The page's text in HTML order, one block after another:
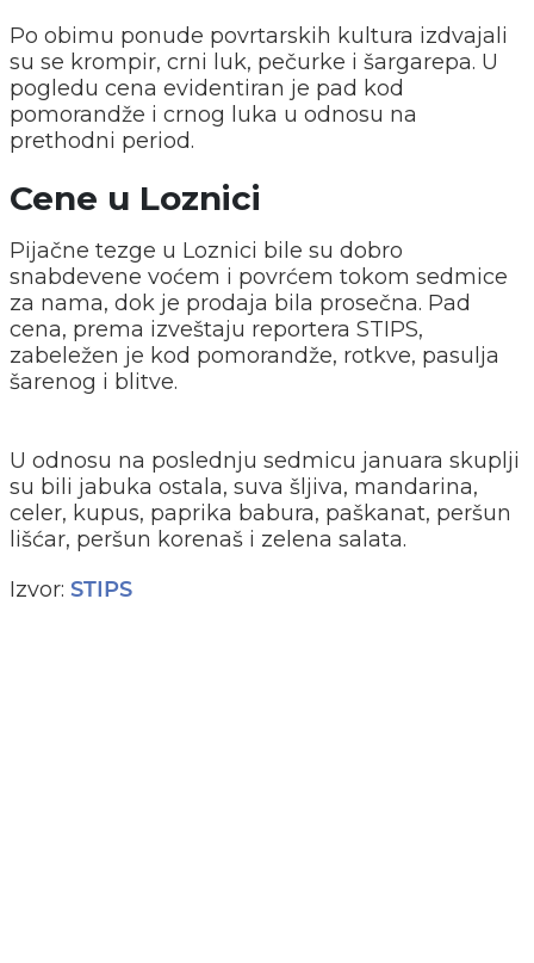
Po obimu ponude povrtarskih kultura izdvajali
su se krompir, crni luk, pečurke i šargarepa. U
pogledu cena evidentiran je pad kod
pomorandže i crnog luka u odnosu na
prethodni period.
Cene u Loznici
Pijačne tezge u Loznici bile su dobro
snabdevene voćem i povrćem tokom sedmice
za nama, dok je prodaja bila prosečna. Pad
cena, prema izveštaju reportera STIPS,
zabeležen je kod pomorandže, rotkve, pasulja
šarenog i blitve.
U odnosu na poslednju sedmicu januara skuplji
su bili jabuka ostala, suva šljiva, mandarina,
celer, kupus, paprika babura, paškanat, peršun
lišćar, peršun korenaš i zelena salata.
Izvor: STIPS